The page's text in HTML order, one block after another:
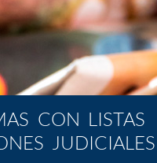
CON LISTAS
JUDICIALES